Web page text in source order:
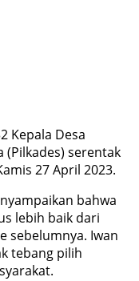
Kepala Desa
(Pilkades) serentak
27 April 2023.
bahwa
lebih baik dari
sebelumnya. Iwan
tebang pilih